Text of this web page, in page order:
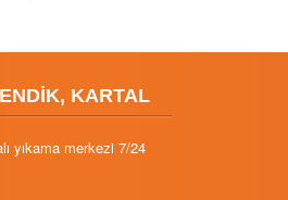
KARTAL
yıkama merkezi 7/24